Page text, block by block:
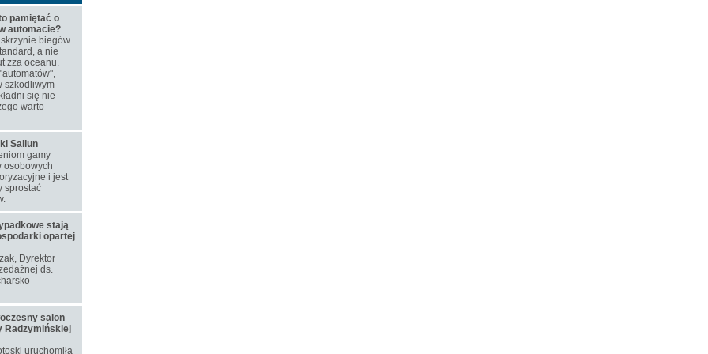
pamiętać o
automacie?
biegów
a nie
zza oceanu.
szkodliwym
się nie
warto
Sailun
gamy
osobowych
i jest
sprostać
stają
opartej
Dyrektor
ds.
salon
Radzymińskiej
uruchomiła